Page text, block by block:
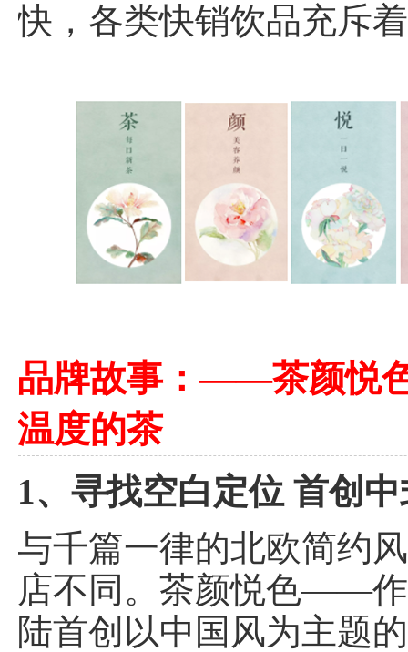
快，各类快销饮品充斥
品牌故事：——茶颜悦
温度的茶
1、寻找空白定位 首创
与千篇一律的北欧简约
店不同。茶颜悦色——
陆首创以中国风为主题